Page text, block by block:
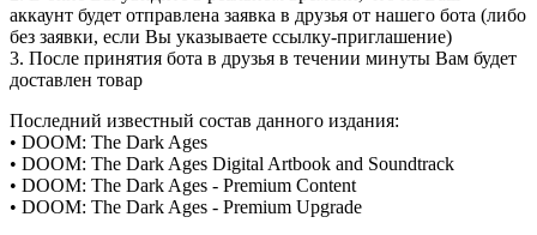
аккаунт будет отправлена заявка в друзья от нашего бота (либо
без заявки, если Вы указываете ссылку-приглашение)
3. После принятия бота в друзья в течении минуты Вам будет
доставлен товар
Последний известный состав данного издания:
• DOOM: The Dark Ages
• DOOM: The Dark Ages Digital Artbook and Soundtrack
• DOOM: The Dark Ages - Premium Content
• DOOM: The Dark Ages - Premium Upgrade